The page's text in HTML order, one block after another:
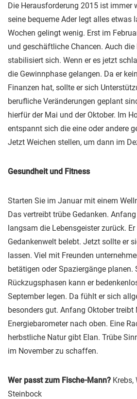
Die Herausforderung 2015 ist immer
seine bequeme Ader legt alles etwas
Wochen gelingt wenig. Erst im
und geschäftliche Chancen. Auch
stabilisiert sich. Wenn er es jetzt
die Gewinnphase gelangen. Da er
Finanzen hat, sollte er sich
berufliche Veränderungen geplant
hierfür der Mai und der Oktober. Im
entspannt sich die eine oder andere
Jetzt Weichen stellen, um dann im
Gesundheit und Fitness
Starten Sie im Januar mit einem
Das vertreibt trübe Gedanken.
langsam die Lebensgeister zurück.
Gedankenwelt belebt. Jetzt sollte er
lassen. Viel mit Freunden
betätigen oder Spaziergänge planen.
Rückzugsphasen kann er
September legen. Da fühlt er sich
besonders gut. Anfang Oktober treibt
Energiebarometer nach oben. Eine
herbstliche Natur gibt Elan. Trübe
im November zu schaffen.
Wer passt zum Fische-Mann? Krebs,
Steinbock